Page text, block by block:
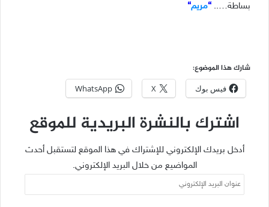
بساطة….. “مريم“
شارك هذا الموضوع:
فيس بوك X
WhatsApp
اشترك بالنشرة البريدية للموقع
أدخل بريدك الإلكتروني للإشتراك في هذا الموقع لتستقبل أحدث
المواضيع من خلال البريد الإلكتروني.
عنوان
البريد